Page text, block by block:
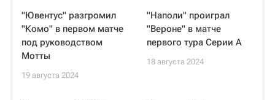
"Ювентус" разгромил
"Комо" в первом матче
под руководством
Мотты
19 августа 2024
"Наполи" проиграл
"Вероне" в матче
первого тура Серии А
18 августа 2024